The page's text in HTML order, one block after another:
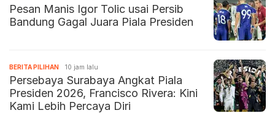
Pesan Manis Igor Tolic usai Persib
Bandung Gagal Juara Piala Presiden
BERITA PILIHAN 10 jam lalu
Persebaya Surabaya Angkat Piala
Presiden 2026, Francisco Rivera: Kini
Kami Lebih Percaya Diri